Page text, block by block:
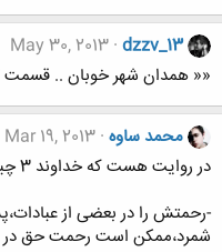
dzzv_13
May 30, 2013
«« همدان شهر خوبان .. قسمت 2 »»
محمد ساوه Mar 19, 2013
در روایت هست که خداوند 3 چیز را در 3 چیز پنهان کرده است.
-رحمتش را در بعضی از
شمرد،ممکن است رحمت حق در